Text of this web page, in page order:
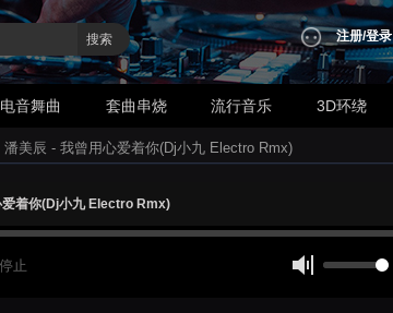
搜索 注册/登录
音舞曲 套曲串烧 流行音乐 3D环绕
潘美辰 - 我曾用心爱着你(Dj小九 Electro Rmx)
爱着你(Dj小九 Electro Rmx)
止